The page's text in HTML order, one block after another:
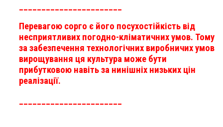
_______________________
Перевагою сорго є його посухостійкість від
несприятливих погодно-кліматичних умов. Тому
за забезпечення технологічних виробничих умов
вирощування ця культура може бути
прибутковою навіть за нинішніх низьких цін
реалізації.
_______________________